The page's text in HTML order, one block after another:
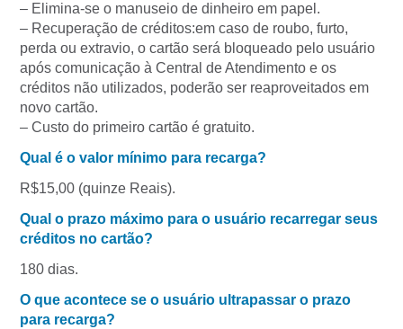
– Elimina-se o manuseio de dinheiro em papel.
– Recuperação de créditos:em caso de roubo, furto,
perda ou extravio, o cartão será bloqueado pelo usuário
após comunicação à Central de Atendimento e os
créditos não utilizados, poderão ser reaproveitados em
novo cartão.
– Custo do primeiro cartão é gratuito.
Qual é o valor mínimo para recarga?
R$15,00 (quinze Reais).
Qual o prazo máximo para o usuário recarregar seus
créditos no cartão?
180 dias.
O que acontece se o usuário ultrapassar o prazo
para recarga?